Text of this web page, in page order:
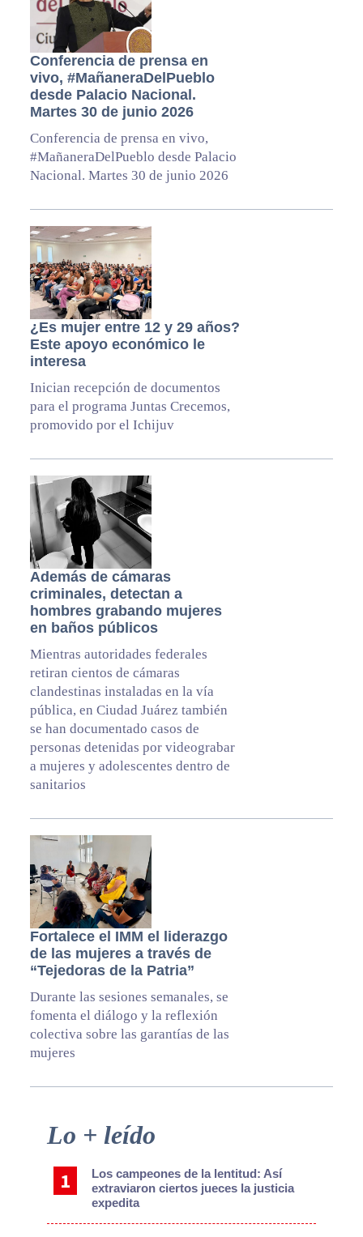
Conferencia de prensa en
vivo, #MañaneraDelPueblo
desde Palacio Nacional.
Martes 30 de junio 2026
Conferencia de prensa en vivo,
#MañaneraDelPueblo desde Palacio
Nacional. Martes 30 de junio 2026
¿Es mujer entre 12 y 29 años?
Este apoyo económico le
interesa
Inician recepción de documentos
para el programa Juntas Crecemos,
promovido por el Ichijuv
Además de cámaras
criminales, detectan a
hombres grabando mujeres
en baños públicos
Mientras autoridades federales
retiran cientos de cámaras
clandestinas instaladas en la vía
pública, en Ciudad Juárez también
se han documentado casos de
personas detenidas por videograbar
a mujeres y adolescentes dentro de
sanitarios
Fortalece el IMM el liderazgo
de las mujeres a través de
“Tejedoras de la Patria”
Durante las sesiones semanales, se
fomenta el diálogo y la reflexión
colectiva sobre las garantías de las
mujeres
Primary
Sidebar
Lo + leído
Los campeones de la lentitud: Así
extraviaron ciertos jueces la justicia
expedita